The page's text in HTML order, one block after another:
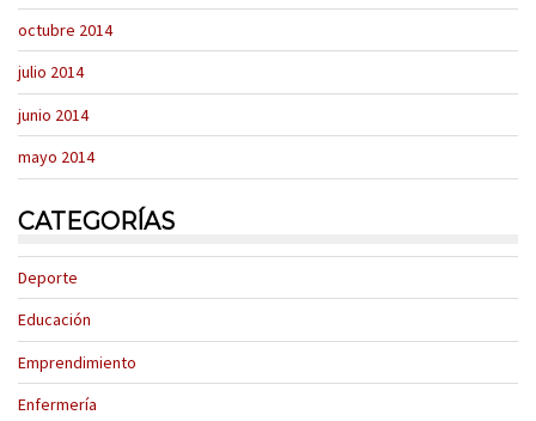
octubre 2014
julio 2014
junio 2014
mayo 2014
CATEGORÍAS
Deporte
Educación
Emprendimiento
Enfermería